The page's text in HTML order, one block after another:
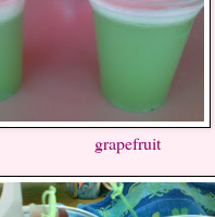
grapefruit